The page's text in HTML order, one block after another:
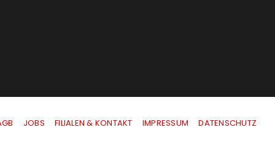
JOBS FILIALEN & KONTAKT IMPRESSUM |DATENSCHUTZ